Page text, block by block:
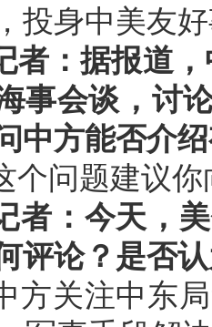
投身中美友
者：据报道
事会谈，讨
中方能否介
个问题建议
者：今天，
评论？是否
方关注中东